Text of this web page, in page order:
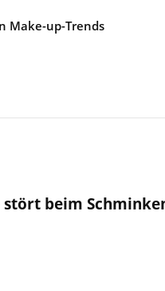
Make-up-Trends
stört beim